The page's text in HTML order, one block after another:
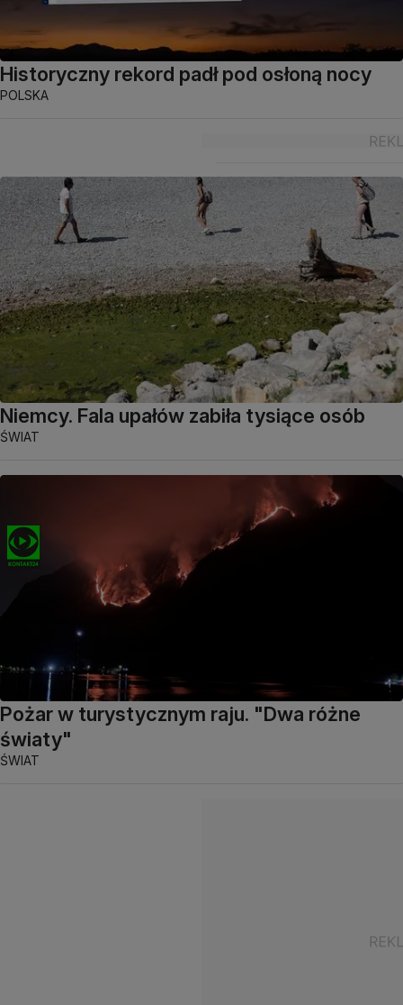
Historyczny rekord padł pod osłoną nocy
POLSKA
Niemcy. Fala upałów zabiła tysiące osób
ŚWIAT
Pożar w turystycznym raju. "Dwa różne
światy"
ŚWIAT